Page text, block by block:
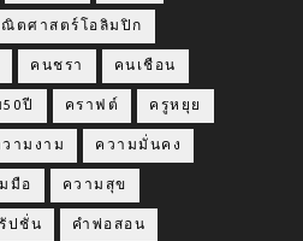
ตศาสตร์โอลิมปิก
คนชรา คนเชือน
ปี คราฟต์ ครูหยุย
วามงาม ความมั่นคง
มือ ความสุข
ปชั่น คำพ่อสอน